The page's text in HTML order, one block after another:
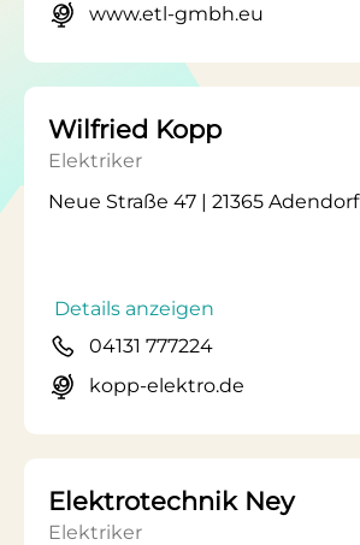
www.etl-gmbh.eu
Wilfried Kopp
Elektriker
Neue Straße 47 | 21365 Adendorf
Details anzeigen
04131 777224
kopp-elektro.de
Elektrotechnik Ney
Elektriker